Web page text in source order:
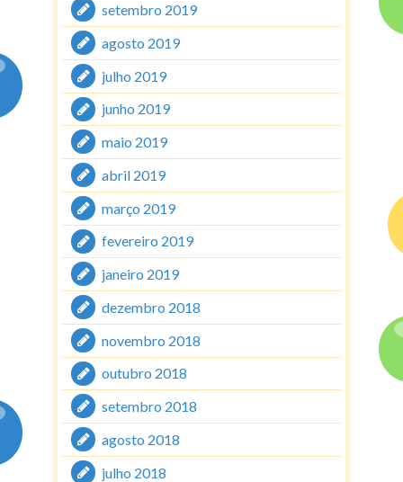
setembro 2019
agosto 2019
julho 2019
junho 2019
maio 2019
abril 2019
março 2019
fevereiro 2019
janeiro 2019
dezembro 2018
novembro 2018
outubro 2018
setembro 2018
agosto 2018
julho 2018